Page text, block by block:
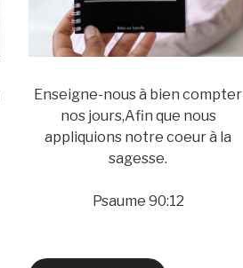
Enseigne-nous à bien compter
nos jours,Afin que nous
appliquions notre coeur à la
sagesse.
Psaume 90:12